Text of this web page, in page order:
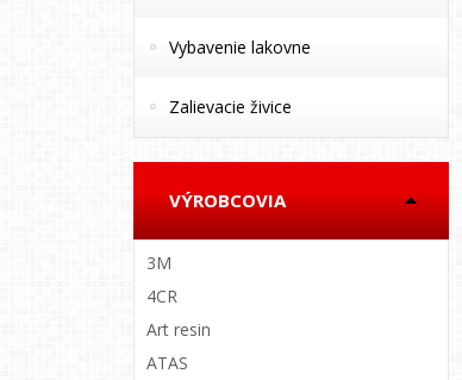
Vybavenie lakovne
Zalievacie živice
VÝROBCOVIA
3M
4CR
Art resin
ATAS